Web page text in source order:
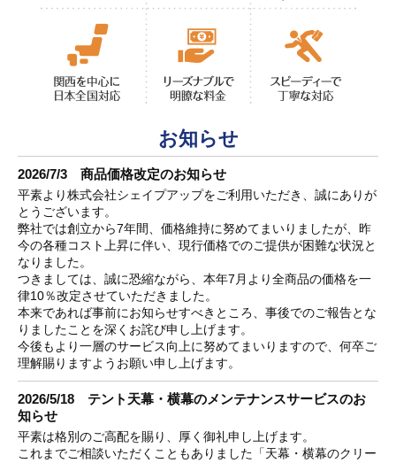
お知らせ
2026/7/3 商品価格改定のお知らせ
平素より株式会社シェイプアップをご利用いただき、誠にありが
とうございます。
弊社では創立から7年間、価格維持に努めてまいりましたが、昨
今の各種コスト上昇に伴い、現行価格でのご提供が困難な状況と
なりました。
つきましては、誠に恐縮ながら、本年7月より全商品の価格を一
律10％改定させていただきました。
本来であれば事前にお知らせすべきところ、事後でのご報告とな
りましたことを深くお詫び申し上げます。
今後もより一層のサービス向上に努めてまいりますので、何卒ご
理解賜りますようお願い申し上げます。
2026/5/18 テント天幕・横幕のメンテナンスサービスのお
知らせ
平素は格別のご高配を賜り、厚く御礼申し上げます。
これまでご相談いただくこともありました「天幕・横幕のクリー